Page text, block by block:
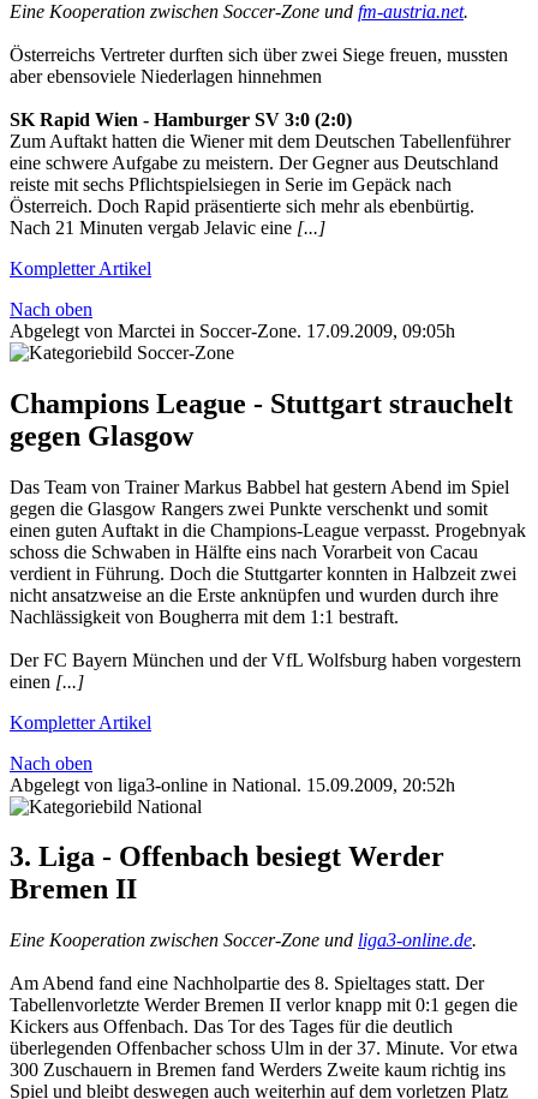
Eine Kooperation zwischen Soccer-Zone und fm-austria.net.
Österreichs Vertreter durften sich über zwei Siege freuen, mussten
aber ebensoviele Niederlagen hinnehmen
SK Rapid Wien - Hamburger SV 3:0 (2:0)
Zum Auftakt hatten die Wiener mit dem Deutschen Tabellenführer
eine schwere Aufgabe zu meistern. Der Gegner aus Deutschland
reiste mit sechs Pflichtspielsiegen in Serie im Gepäck nach
Österreich. Doch Rapid präsentierte sich mehr als ebenbürtig.
Nach 21 Minuten vergab Jelavic eine [...]
Kompletter Artikel
Nach oben
Abgelegt von Marctei in Soccer-Zone. 17.09.2009, 09:05h
Champions League - Stuttgart strauchelt
gegen Glasgow
Das Team von Trainer Markus Babbel hat gestern Abend im Spiel
gegen die Glasgow Rangers zwei Punkte verschenkt und somit
einen guten Auftakt in die Champions-League verpasst. Progebnyak
schoss die Schwaben in Hälfte eins nach Vorarbeit von Cacau
verdient in Führung. Doch die Stuttgarter konnten in Halbzeit zwei
nicht ansatzweise an die Erste anknüpfen und wurden durch ihre
Nachlässigkeit von Bougherra mit dem 1:1 bestraft.
Der FC Bayern München und der VfL Wolfsburg haben vorgestern
einen [...]
Kompletter Artikel
Nach oben
Abgelegt von liga3-online in National. 15.09.2009, 20:52h
3. Liga - Offenbach besiegt Werder
Bremen II
Eine Kooperation zwischen Soccer-Zone und liga3-online.de.
Am Abend fand eine Nachholpartie des 8. Spieltages statt. Der
Tabellenvorletzte Werder Bremen II verlor knapp mit 0:1 gegen die
Kickers aus Offenbach. Das Tor des Tages für die deutlich
überlegenden Offenbacher schoss Ulm in der 37. Minute. Vor etwa
300 Zuschauern in Bremen fand Werders Zweite kaum richtig ins
Spiel und bleibt deswegen auch weiterhin auf dem vorletzen Platz